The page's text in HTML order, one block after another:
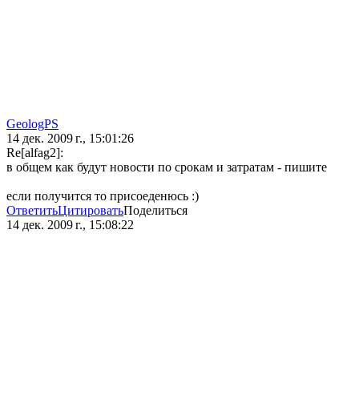
GeologPS
14 дек. 2009 г., 15:01:26
Re[alfag2]:
в общем как будут новости по срокам и затратам - пишите
если получится то присоеденюсь :)
ОтветитьЦитироватьПоделиться
14 дек. 2009 г., 15:08:22